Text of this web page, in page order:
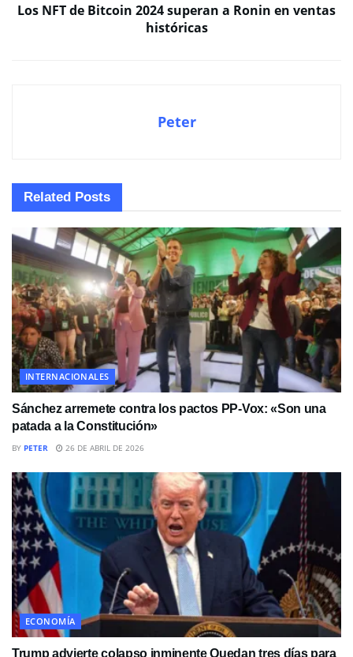
Los NFT de Bitcoin 2024 superan a Ronin en ventas
históricas
Peter
Related Posts
INTERNACIONALES
Sánchez arremete contra los pactos PP-Vox: «Son una
patada a la Constitución»
BY PETER 26 DE ABRIL DE 2026
ECONOMÍA
Trump advierte colapso inminente Quedan tres días para